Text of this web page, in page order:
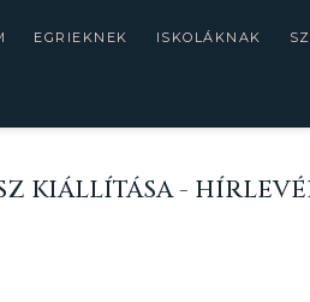
EGRIEKNEK ISKOLÁKNAK
KIÁLLÍTÁSA -